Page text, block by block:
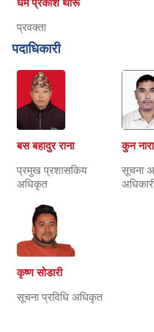
धर्म प्रकाश थारू
प्रवक्ता
पदाधिकारी
बस बहादुर राना
प्रमुख प्रशासकिय
अधिकृत
कुन
सूचना
कृष्ण सोडारी
सूचना प्रविधि अधिकृत